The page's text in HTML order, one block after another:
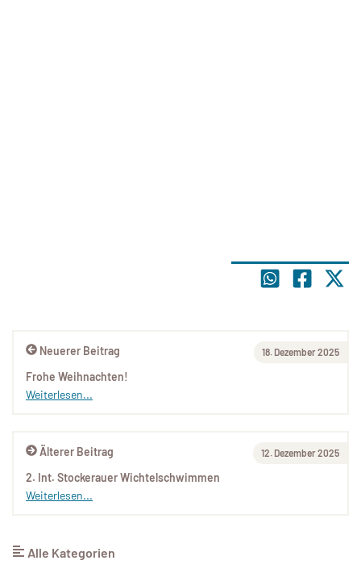
Älterer Beitrag 12. Dezember 2025
2. Int. Stockerauer Wichtelschwimmen
Weiterlesen...
Neuerer Beitrag 18. Dezember 2025
Frohe Weihnachten!
Weiterlesen...
Alle Kategorien